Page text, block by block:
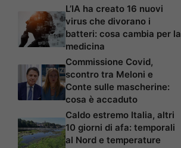
L’IA ha creato 16 nuovi
virus che divorano i
batteri: cosa cambia per la
medicina
Commissione Covid,
scontro tra Meloni e
Conte sulle mascherine:
cosa è accaduto
Caldo estremo Italia, altri
10 giorni di afa: temporali
al Nord e temperature